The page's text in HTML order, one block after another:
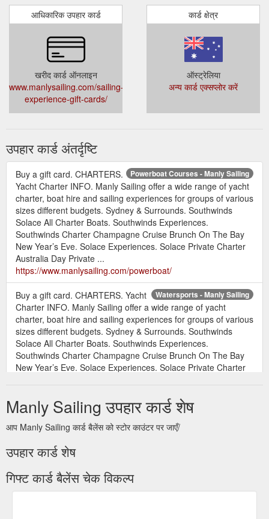
आधिकारिक उपहार कार्ड
खरीद कार्ड ऑनलाइन
www.manlysailing.com/sailing-
experience-gift-cards/
कार्ड क्षेत्र
ऑस्ट्रेलिया
अन्य कार्ड एक्सप्लोर करें
उपहार कार्ड अंतर्दृष्टि
Powerboat Courses - Manly Sailing
Buy a gift card. CHARTERS.
Yacht Charter INFO. Manly Sailing offer a wide range of yacht
charter, boat hire and sailing experiences for groups of various
sizes different budgets. Sydney & Surrounds. Southwinds
Solace All Charter Boats. Southwinds Experiences.
Southwinds Charter Champagne Cruise Brunch On The Bay
New Year’s Eve. Solace Experiences. Solace Private Charter
Australia Day Private ...
https://www.manlysailing.com/powerboat/
Watersports - Manly Sailing
Buy a gift card. CHARTERS. Yacht
Charter INFO. Manly Sailing offer a wide range of yacht
charter, boat hire and sailing experiences for groups of various
sizes different budgets. Sydney & Surrounds. Southwinds
Solace All Charter Boats. Southwinds Experiences.
Southwinds Charter Champagne Cruise Brunch On The Bay
New Year’s Eve. Solace Experiences. Solace Private Charter
Southwinds - Manly Sailing
Buy a gift card. CHARTERS. Yacht
Charter INFO. Manly Sailing offer a wide range of yacht
sizes different budgets. Sydney & Surrounds. Southwinds
Southwinds Charter Champagne Cruise Brunch On The Bay
Manly Sailing उपहार कार्ड शेष
आप Manly Sailing कार्ड बैलेंस को स्टोर काउंटर पर जाएँ/
उपहार कार्ड शेष
गिफ्ट कार्ड बैलेंस चेक विकल्प